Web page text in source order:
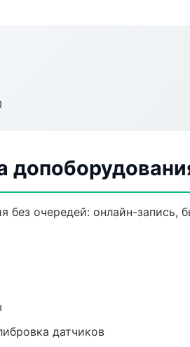
без очередей: онлайн-
датчиков